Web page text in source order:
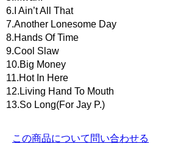
6.I Ain’t All That
7.Another Lonesome Day
8.Hands Of Time
9.Cool Slaw
10.Big Money
11.Hot In Here
12.Living Hand To Mouth
13.So Long(For Jay P.)
この商品について問い合わせる